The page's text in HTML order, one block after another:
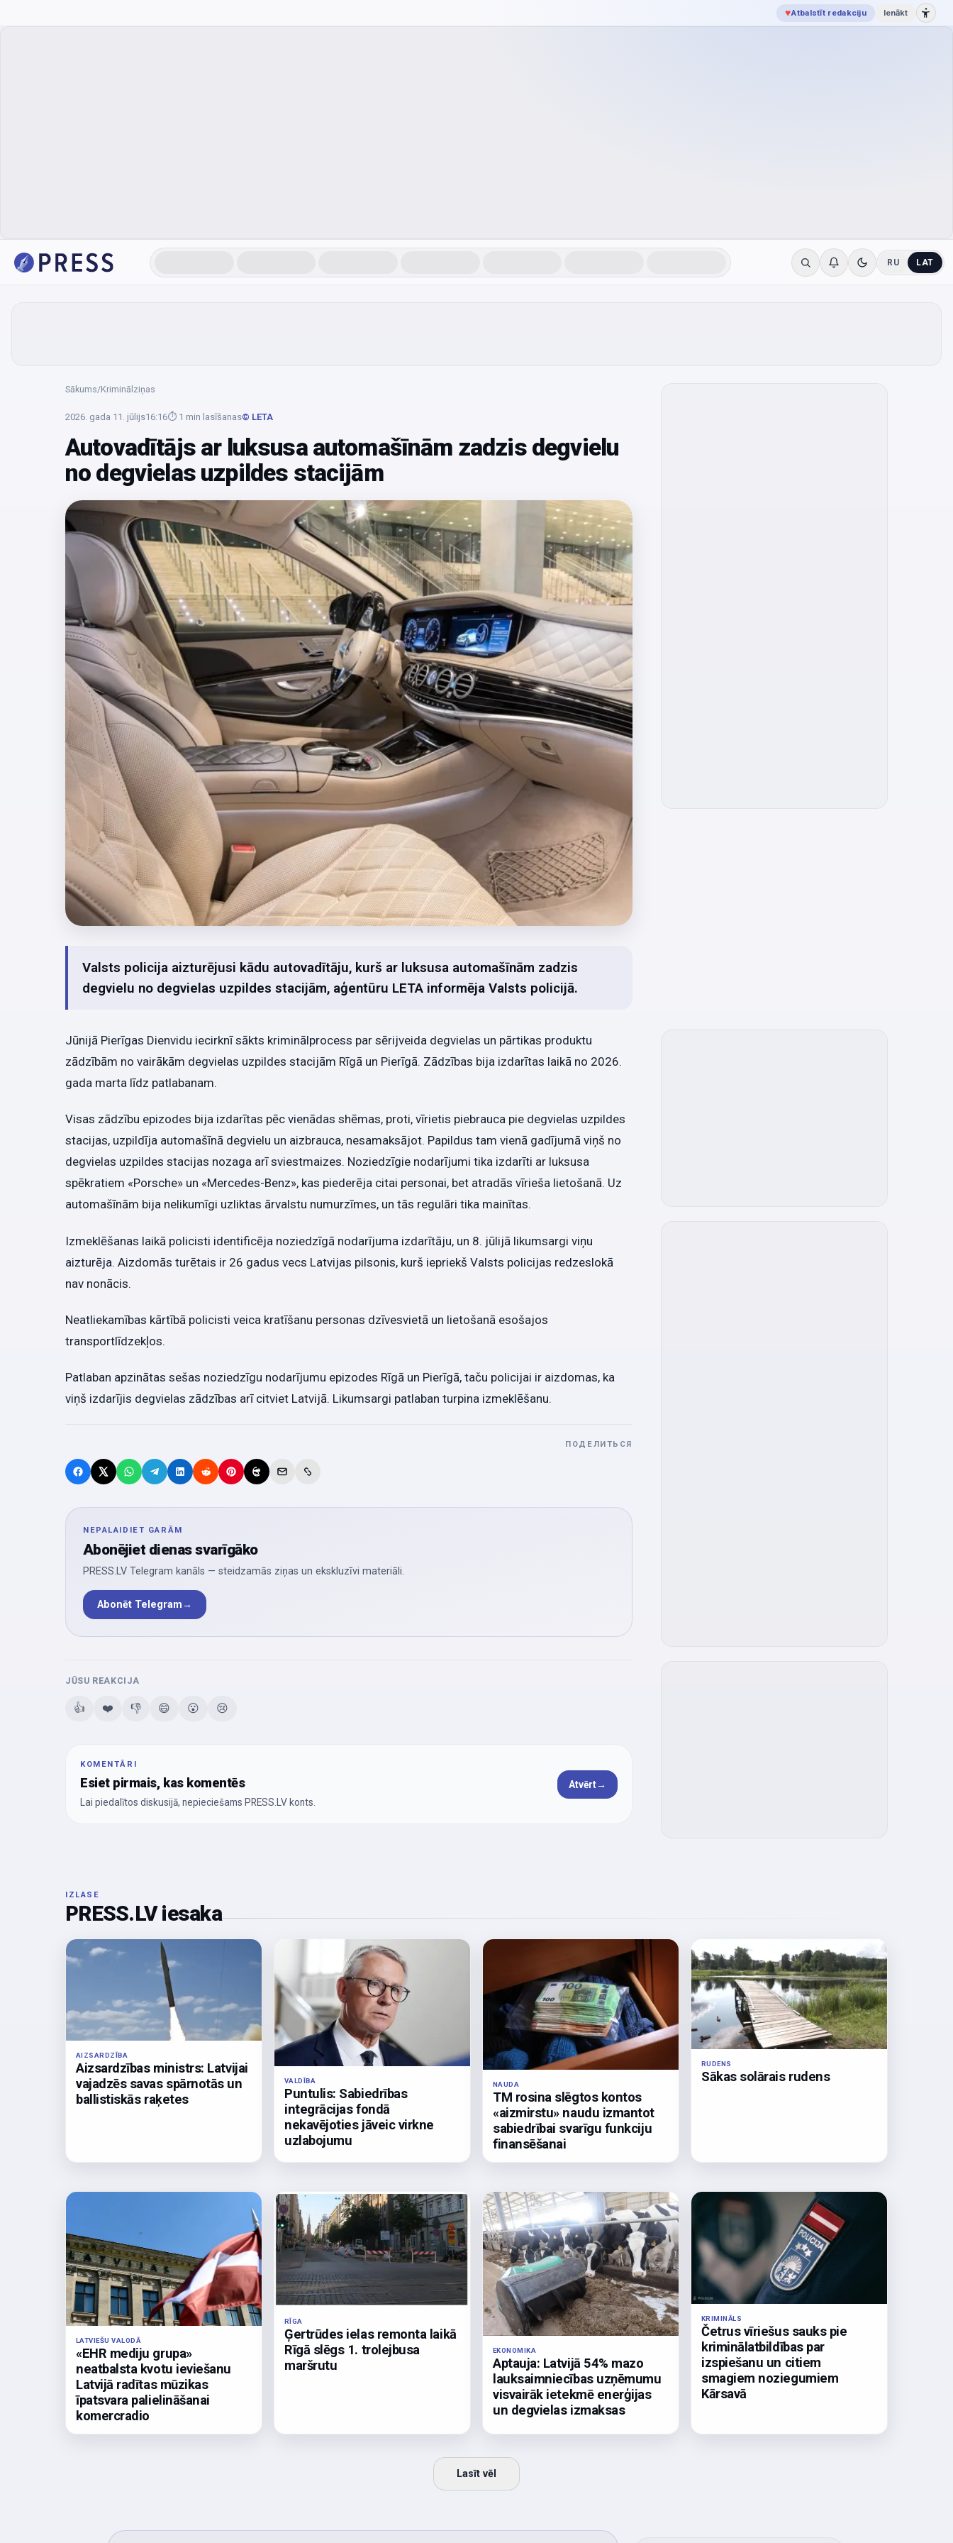
♥Atbalstīt redakciju Ienākt
RU LAT
Sākums/Kriminālziņas
2026. gada 11. jūlijs16:16⏱ 1 min lasīšanas© LETA
Autovadītājs ar luksusa automašīnām zadzis degvielu
no degvielas uzpildes stacijām
Valsts policija aizturējusi kādu autovadītāju, kurš ar luksusa automašīnām zadzis
degvielu no degvielas uzpildes stacijām, aģentūru LETA informēja Valsts policijā.
Jūnijā Pierīgas Dienvidu iecirknī sākts kriminālprocess par sērijveida degvielas un pārtikas produktu
zādzībām no vairākām degvielas uzpildes stacijām Rīgā un Pierīgā. Zādzības bija izdarītas laikā no 2026.
gada marta līdz patlabanam.
Visas zādzību epizodes bija izdarītas pēc vienādas shēmas, proti, vīrietis piebrauca pie degvielas uzpildes
stacijas, uzpildīja automašīnā degvielu un aizbrauca, nesamaksājot. Papildus tam vienā gadījumā viņš no
degvielas uzpildes stacijas nozaga arī sviestmaizes. Noziedzīgie nodarījumi tika izdarīti ar luksusa
spēkratiem «Porsche» un «Mercedes-Benz», kas piederēja citai personai, bet atradās vīrieša lietošanā. Uz
automašīnām bija nelikumīgi uzliktas ārvalstu numurzīmes, un tās regulāri tika mainītas.
Izmeklēšanas laikā policisti identificēja noziedzīgā nodarījuma izdarītāju, un 8. jūlijā likumsargi viņu
aizturēja. Aizdomās turētais ir 26 gadus vecs Latvijas pilsonis, kurš iepriekš Valsts policijas redzeslokā
nav nonācis.
Neatliekamības kārtībā policisti veica kratīšanu personas dzīvesvietā un lietošanā esošajos
transportlīdzekļos.
Patlaban apzinātas sešas noziedzīgu nodarījumu epizodes Rīgā un Pierīgā, taču policijai ir aizdomas, ka
viņš izdarījis degvielas zādzības arī citviet Latvijā. Likumsargi patlaban turpina izmeklēšanu.
ПОДЕЛИТЬСЯ
NEPALAIDIET GARĀM
Abonējiet dienas svarīgāko
PRESS.LV Telegram kanāls — steidzamās ziņas un ekskluzīvi materiāli.
Abonēt Telegram→
JŪSU REAKCIJA
👍 ❤️ 👎 😄 😮 😢
KOMENTĀRI
Esiet pirmais, kas komentēs
Lai piedalītos diskusijā, nepieciešams PRESS.LV konts.
Atvērt→
IZLASE
PRESS.LV iesaka
AIZSARDZĪBA
Aizsardzības ministrs: Latvijai
vajadzēs savas spārnotās un
ballistiskās raķetes
VALDĪBA
Puntulis: Sabiedrības
integrācijas fondā
nekavējoties jāveic virkne
uzlabojumu
NAUDA
TM rosina slēgtos kontos
«aizmirstu» naudu izmantot
sabiedrībai svarīgu funkciju
finansēšanai
RUDENS
Sākas solārais rudens
LATVIEŠU VALODĀ
«EHR mediju grupa»
neatbalsta kvotu ieviešanu
Latvijā radītas mūzikas
īpatsvara palielināšanai
komercradio
RĪGA
Ģertrūdes ielas remonta laikā
Rīgā slēgs 1. trolejbusa
maršrutu
EKONOMIKA
Aptauja: Latvijā 54% mazo
lauksaimniecības uzņēmumu
visvairāk ietekmē enerģijas
un degvielas izmaksas
KRIMINĀLS
Četrus vīriešus sauks pie
kriminālatbildības par
izspiešanu un citiem
smagiem noziegumiem
Kārsavā
Lasīt vēl